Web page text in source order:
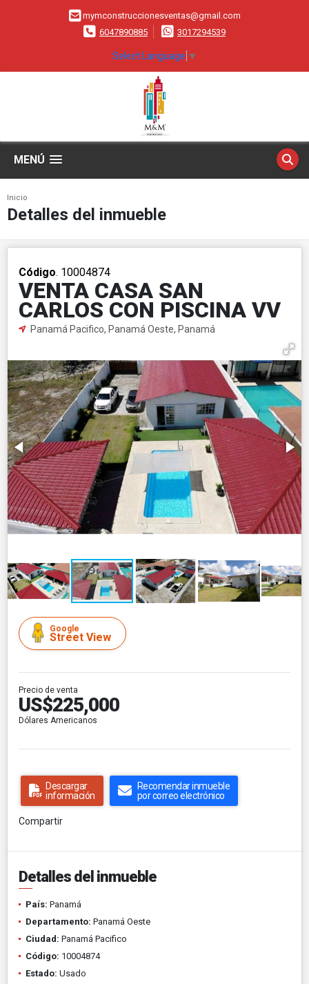
mymconstruccionesventas@gmail.com
6047890885
3017294539
Select Language ▼
MENÚ
Inicio
Detalles del inmueble
Código. 10004874
VENTA CASA SAN
CARLOS CON PISCINA VV
Panamá Pacifico, Panamá Oeste, Panamá
Google
Street View
Precio de venta
US$225,000
Dólares Americanos
Descargar
información
Recomendar inmueble
por correo electrónico
Compartir
Detalles del inmueble
País: Panamá
Departamento: Panamá Oeste
Ciudad: Panamá Pacifico
Código: 10004874
Estado: Usado